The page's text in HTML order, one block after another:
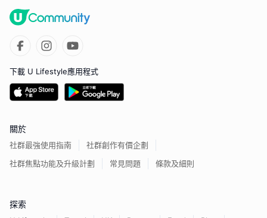
下載 U Lifestyle應用程式
關於
社群最強使用指南
社群創作有價企劃
社群焦點功能及升級計劃
常見問題 條款及細則
探索